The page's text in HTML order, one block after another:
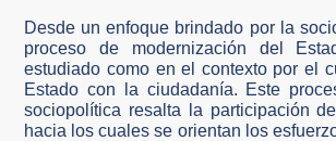
Desde un enfoque brindado por la
proceso de modernización del
estudiado como en el contexto por el
Estado con la ciudadanía. Este
sociopolítica resalta la participación
hacia los cuales se orientan los